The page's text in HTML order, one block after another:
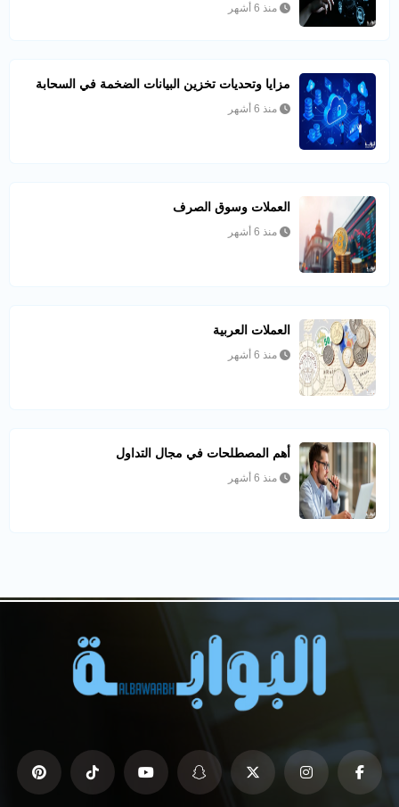
منذ 6 أشهر
مزايا وتحديات تخزين البيانات الضخمة في السحابة
منذ 6 أشهر
العملات وسوق الصرف
منذ 6 أشهر
العملات العربية
منذ 6 أشهر
أهم المصطلحات في مجال التداول
منذ 6 أشهر